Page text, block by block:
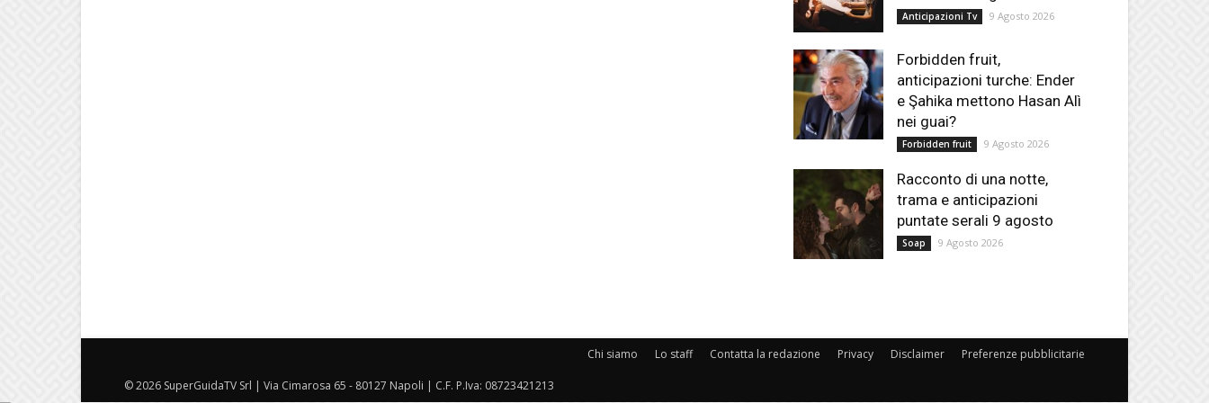
Anticipazioni Tv 9 Agosto 2026
Forbidden fruit,
anticipazioni turche: Ender
e Şahika mettono Hasan Alì
nei guai?
Forbidden fruit 9 Agosto 2026
Racconto di una notte,
trama e anticipazioni
puntate serali 9 agosto
Soap 9 Agosto 2026
Chi siamo Lo staff Contatta la redazione Privacy Disclaimer Preferenze pubblicitarie
© 2026 SuperGuidaTV Srl | Via Cimarosa 65 - 80127 Napoli | C.F. P.Iva: 08723421213